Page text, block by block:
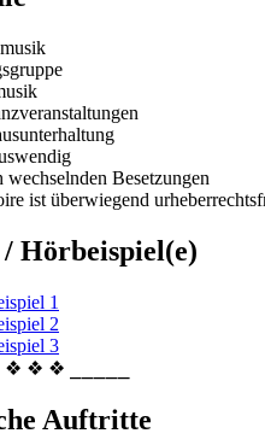
wechselnden Besetzungen
ist überwiegend
Hörbeispiel(e)
1
2
3
❖ ❖ ❖ ⎯⎯⎯⎯⎯
Auftritte